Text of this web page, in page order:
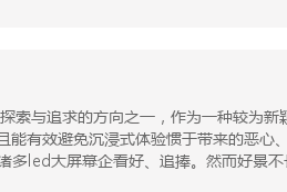
有效避免沉浸式体验惯于带来的恶心
led大屏幕企看好、追捧。然而好景不